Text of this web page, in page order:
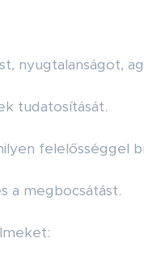
nyugtalanságot,
tudatosítását.
felelősséggel
a megbocsátást.